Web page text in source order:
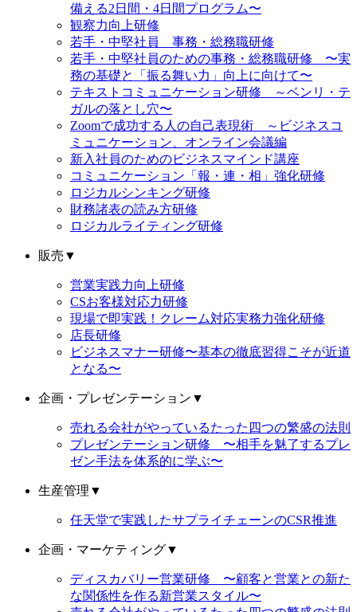
備える2日間・4日間プログラム〜
観察力向上研修
若手・中堅社員 事務・総務職研修
若手・中堅社員のための事務・総務職研修 〜実
務の基礎と「振る舞い力」向上に向けて〜
テキストコミュニケーション研修 ～ベンリ・テ
ガルの落とし穴〜
Zoomで成功する人の自己表現術 ～ビジネスコ
ミュニケーション、オンライン会議編
新入社員のためのビジネスマインド講座
コミュニケーション「報・連・相」強化研修
ロジカルシンキング研修
財務諸表の読み方研修
ロジカルライティング研修
販売 ▼
営業実践力向上研修
CSお客様対応力研修
現場で即実践！クレーム対応実務力強化研修
店長研修
ビジネスマナー研修〜基本の徹底習得こそが近道
となる〜
企画・プレゼンテーション ▼
売れる会社がやっているたった四つの繁盛の法則
プレゼンテーション研修 〜相手を魅了するプレ
ゼン手法を体系的に学ぶ〜
生産管理 ▼
任天堂で実践したサプライチェーンのCSR推進
企画・マーケティング▼
ディスカバリー営業研修 〜顧客と営業との新た
な関係性を作る新営業スタイル〜